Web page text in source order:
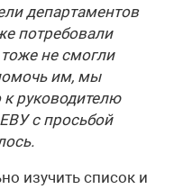
департаментов
потребовали
не смогли
им, мы
к руководителю
с просьбой
изучить список и